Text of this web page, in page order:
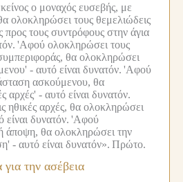
ο μοναχός ευσεβής, με
ολοκληρώσει τους θεμελιώδεις
προς τους συντρόφους στην άγια
'Αφού ολοκληρώσει τους
θα ολοκληρώσει
- αυτό είναι δυνατόν. 'Αφού
ασκούμενου, θα
αρχές' - αυτό είναι δυνατόν.
ηθικές αρχές, θα ολοκληρώσει
δυνατόν. 'Αφού
άποψη, θα ολοκληρώσει την
- αυτό είναι δυνατόν». Πρώτο.
την ασέβεια